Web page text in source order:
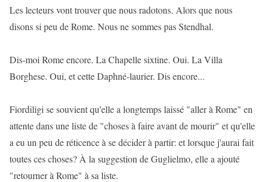
Les lecteurs vont trouver que nous radotons. Alors que nous
disons si peu de Rome. Nous ne sommes pas Stendhal.
Dis-moi Rome encore. La Chapelle sixtine. Oui. La Villa
Borghese. Oui, et cette Daphné-laurier. Dis encore...
Fiordiligi se souvient qu'elle a longtemps laissé "aller à Rome" en
attente dans une liste de "choses à faire avant de mourir" et qu'elle
a eu un peu de réticence à se décider à partir: et lorsque j'aurai fait
toutes ces choses? À la suggestion de Guglielmo, elle a ajouté
"retourner à Rome" à sa liste.